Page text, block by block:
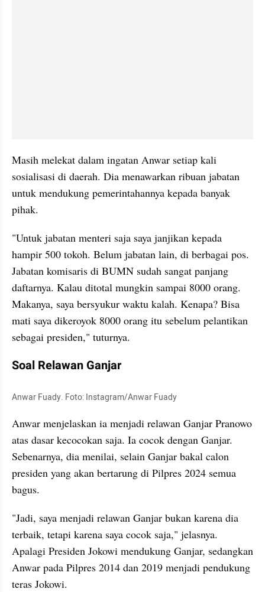
Masih melekat dalam ingatan Anwar setiap kali
sosialisasi di daerah. Dia menawarkan ribuan jabatan
untuk mendukung pemerintahannya kepada banyak
pihak.
"Untuk jabatan menteri saja saya janjikan kepada
hampir 500 tokoh. Belum jabatan lain, di berbagai pos.
Jabatan komisaris di BUMN sudah sangat panjang
daftarnya. Kalau ditotal mungkin sampai 8000 orang.
Makanya, saya bersyukur waktu kalah. Kenapa? Bisa
mati saya dikeroyok 8000 orang itu sebelum pelantikan
sebagai presiden," tuturnya.
Soal Relawan Ganjar
Anwar Fuady. Foto: Instagram/Anwar Fuady
Anwar menjelaskan ia menjadi relawan Ganjar Pranowo
atas dasar kecocokan saja. Ia cocok dengan Ganjar.
Sebenarnya, dia menilai, selain Ganjar bakal calon
presiden yang akan bertarung di Pilpres 2024 semua
bagus.
"Jadi, saya menjadi relawan Ganjar bukan karena dia
terbaik, tetapi karena saya cocok saja," jelasnya.
Apalagi Presiden Jokowi mendukung Ganjar, sedangkan
Anwar pada Pilpres 2014 dan 2019 menjadi pendukung
teras Jokowi.